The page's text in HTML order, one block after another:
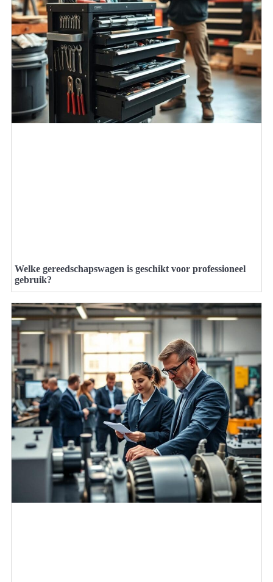
Welke gereedschapswagen is geschikt voor professioneel
gebruik?